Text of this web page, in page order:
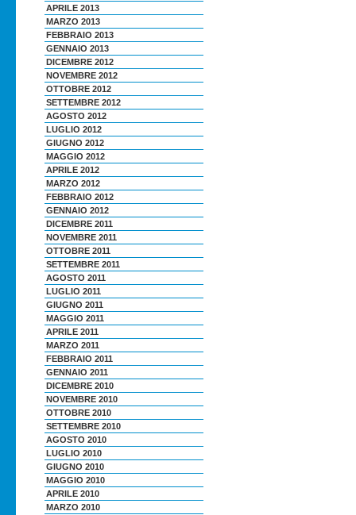
APRILE 2013
MARZO 2013
FEBBRAIO 2013
GENNAIO 2013
DICEMBRE 2012
NOVEMBRE 2012
OTTOBRE 2012
SETTEMBRE 2012
AGOSTO 2012
LUGLIO 2012
GIUGNO 2012
MAGGIO 2012
APRILE 2012
MARZO 2012
FEBBRAIO 2012
GENNAIO 2012
DICEMBRE 2011
NOVEMBRE 2011
OTTOBRE 2011
SETTEMBRE 2011
AGOSTO 2011
LUGLIO 2011
GIUGNO 2011
MAGGIO 2011
APRILE 2011
MARZO 2011
FEBBRAIO 2011
GENNAIO 2011
DICEMBRE 2010
NOVEMBRE 2010
OTTOBRE 2010
SETTEMBRE 2010
AGOSTO 2010
LUGLIO 2010
GIUGNO 2010
MAGGIO 2010
APRILE 2010
MARZO 2010